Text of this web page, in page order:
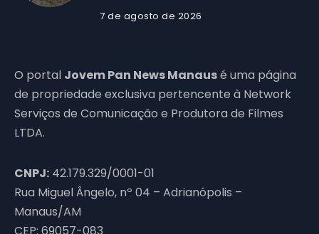
7 de agosto de 2026
O portal Jovem Pan News Manausé uma página
de propriedade exclusiva pertencente à Network
Serviços de Comunicação e Produtora de Filmes
LTDA.
CNPJ: 42.179.329/0001-01
Rua Miguel Ângelo, nº 04 – Adrianópolis –
Manaus/AM